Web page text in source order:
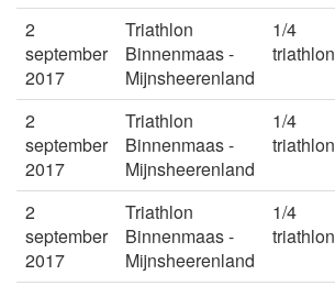
2
september
2017
Triathlon
Binnenmaas -
Mijnsheerenland
1/4
triathlon
2
september
2017
Triathlon
Binnenmaas -
Mijnsheerenland
1/4
triathlon
2
september
2017
Triathlon
Binnenmaas -
Mijnsheerenland
1/4
triathlon